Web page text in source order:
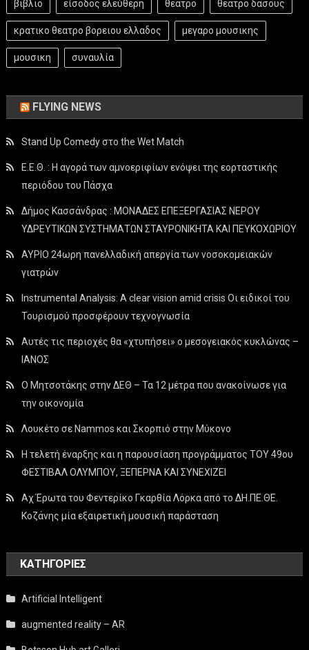
βιβλιο είσοδος ελεύθερη θεατρο θεατρο δασους
κρατικο θεατρο βορειου ελλαδος μεγαρο μουσικης
μουσικη συναυλία
FLYING NEWS
Stand Up Comedy στο the Wet Match
Ε.Ε.Θ. : Η αγορά των αμνοεριφίων ενόψει της εορταστικής
περιόδου του Πάσχα
Δήμος Κασσάνδρας : ΜΟΝΑΔΕΣ ΕΠΕΞΕΡΓΑΣΙΑΣ ΝΕΡΟΥ
ΥΔΡΕΥΤΙΚΩΝ ΣΥΣΤΗΜΑΤΩΝ ΣΤΑΥΡΟΝΙΚΗΤΑ ΚΑΙ ΠΕΥΚΟΧΩΡΙΟΥ
ΑΥΡΙΟ 24ωρη πανελλαδική απεργία των νοσοκομειακών
γιατρών
Instrumental Analysis: A clear vision amid crisis Οι ειδικοί του
Τουρισμού προσφέρουν τεχνογνωσία
Αυτές τις περιοχές θα «χτυπήσει» ο μεσογειακός κυκλώνας –
ΙΑΝΟΣ
Ο Μητσοτάκης στην ΔΕΘ – Τα 12 μέτρα που ανακοίνωσε για
την οικονομία
Λουκέτο σε Nammos και Σκορπιό στην Μύκονο
Η τελετή έναρξης και η παρουσίαση προγράμματος ΤΟΥ 49ου
ΦΕΣΤΙΒΑΛ ΟΛΥΜΠΟΥ, ΞΕΠΕΡΝΑ ΚΑΙ ΣΥΝΕΧΙΖΕΙ
Αχ Έρωτα του Φεντερίκο Γκαρθία Λόρκα από το ΔΗ.ΠΕ.ΘΕ.
Κοζάνης μία εξαιρετική μουσική παράσταση
KΑΤΗΓΟΡΊΕΣ
Artificial Intelligent
augmented reality – AR